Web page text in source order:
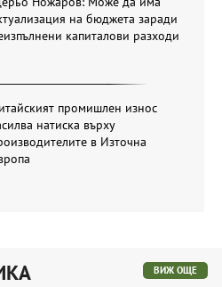
на бюджета заради
капиталови разходи
промишлен износ
натиска върху
в Източна
ВИЖ ОЩЕ